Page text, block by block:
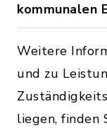
kommunalen
Weitere
und zu
liegen, finden